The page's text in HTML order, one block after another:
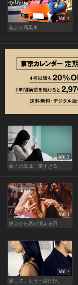
Vol.1
花より高級車
Vol.1
薫子の愛は、重すぎる
Vol.1
東京から恋が消える日
Vol.7
愛して、もう一度だけ。